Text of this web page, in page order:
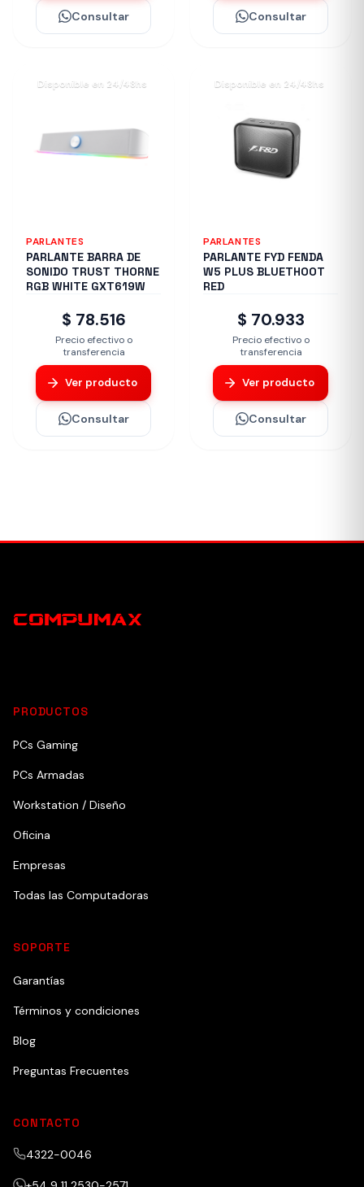
Consultar Consultar
Disponible en 24/48hs
PARLANTES
PARLANTE BARRA DE
SONIDO TRUST THORNE
RGB WHITE GXT619W
$ 78.516
Precio efectivo o
transferencia
Ver producto
Consultar
Disponible en 24/48hs
PARLANTES
PARLANTE FYD FENDA
W5 PLUS BLUETHOOT
RED
$ 70.933
Precio efectivo o
transferencia
Ver producto
Consultar
PRODUCTOS
PCs Gaming
PCs Armadas
Workstation / Diseño
Oficina
Empresas
Todas las Computadoras
SOPORTE
Garantías
Términos y condiciones
Blog
Preguntas Frecuentes
CONTACTO
4322-0046